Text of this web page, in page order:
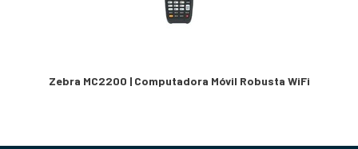
Zebra MC2200 | Computadora Móvil Robusta WiFi